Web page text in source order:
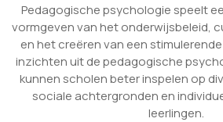
Pedagogische psychologie speelt
vormgeven van het onderwijsbeleid,
en het creëren van een
inzichten uit de pedagogische
kunnen scholen beter inspelen op
sociale achtergronden en
leerlingen.